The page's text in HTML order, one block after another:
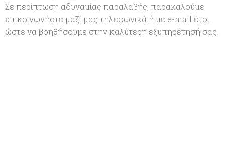
Σε περίπτωση αδυναμίας παραλαβής, παρακαλούμε
επικοινωνήστε μαζί μας τηλεφωνικά ή με e-mail έτσι
ώστε να βοηθήσουμε στην καλύτερη εξυπηρέτησή σας.